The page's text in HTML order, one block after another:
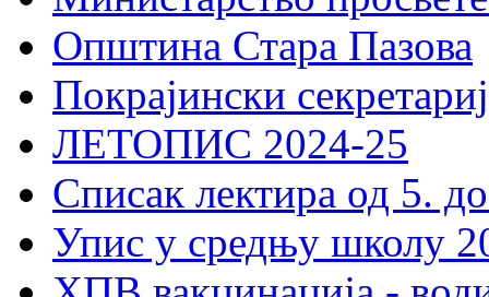
Општина Стара Пазова
Покрајински
ЛЕТОПИС 2024-25
Списак лектира од 5.
Упис у средњу школу